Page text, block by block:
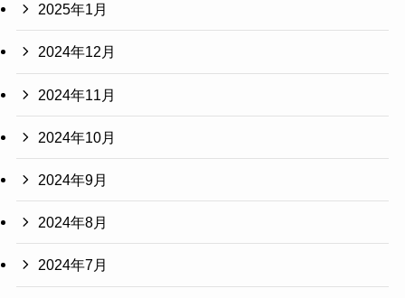
2025年1月
2024年12月
2024年11月
2024年10月
2024年9月
2024年8月
2024年7月